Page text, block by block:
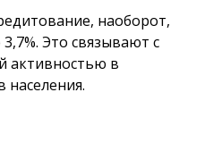
наоборот,
Это связывают с
активностью в
населения.